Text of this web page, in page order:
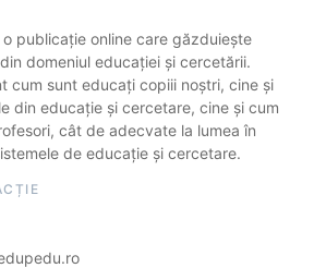
o publicație online care găzduiește
domeniul educației și cercetării.
cum sunt educați copiii noștri, cine și
din educație și cercetare, cine și cum
cât de adecvate la lumea în
de educație și cercetare.